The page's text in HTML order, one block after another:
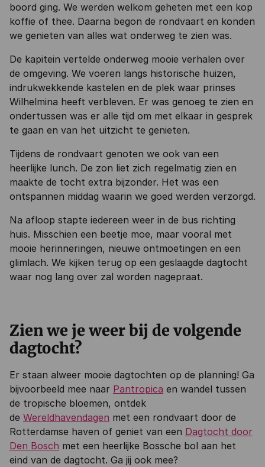
boord ging. We werden welkom geheten met een kop
koffie of thee. Daarna begon de rondvaart en konden
we genieten van alles wat onderweg te zien was.
De kapitein vertelde onderweg mooie verhalen over
de omgeving. We voeren langs historische huizen,
indrukwekkende kastelen en de plek waar prinses
Wilhelmina heeft verbleven. Er was genoeg te zien en
ondertussen was er alle tijd om met elkaar in gesprek
te gaan en van het uitzicht te genieten.
Tijdens de rondvaart genoten we ook van een
heerlijke lunch. De zon liet zich regelmatig zien en
maakte de tocht extra bijzonder. Het was een
ontspannen middag waarin we goed werden verzorgd.
Na afloop stapte iedereen weer in de bus richting
huis. Misschien een beetje moe, maar vooral met
mooie herinneringen, nieuwe ontmoetingen en een
glimlach. We kijken terug op een geslaagde dagtocht
waar nog lang over zal worden nagepraat.
Zien we je weer bij de volgende
dagtocht?
Er staan alweer mooie dagtochten op de planning! Ga
bijvoorbeeld mee naar Pantropica en wandel tussen
de tropische bloemen, ontdek
de Wereldhavendagen met een rondvaart door de
Rotterdamse haven of geniet van een Dagtocht door
Den Bosch met een heerlijke Bossche bol aan het
eind van de dagtocht. Ga jij ook mee?